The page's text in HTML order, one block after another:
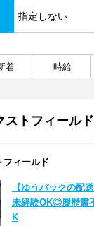
指定しない
着 時給
ストフィールド
フィールド
【ゆうパックの配
未経験OK◎履歴書
K